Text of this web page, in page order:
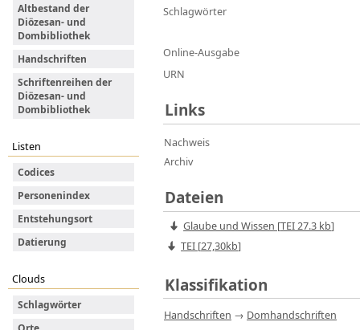
Altbestand der
Diözesan- und
Dombibliothek
Handschriften
Schriftenreihen der
Diözesan- und
Dombibliothek
Listen
Codices
Personenindex
Entstehungsort
Datierung
Clouds
Schlagwörter
Schlagwörter
Online-Ausgabe
URN
Links
Nachweis
Archiv
Dateien
Glaube und Wissen [TEI27.3 kb]
TEI [27,30kb]
Klassifikation
Handschriften → Domhandschriften